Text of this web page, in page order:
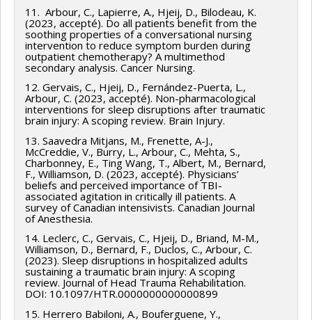
11. Arbour, C., Lapierre, A., Hjeij, D., Bilodeau, K.
(2023, accepté). Do all patients benefit from the
soothing properties of a conversational nursing
intervention to reduce symptom burden during
outpatient chemotherapy? A multimethod
secondary analysis. Cancer Nursing.
12. Gervais, C., Hjeij, D., Fernández-Puerta, L.,
Arbour, C. (2023, accepté). Non-pharmacological
interventions for sleep disruptions after traumatic
brain injury: A scoping review. Brain Injury.
13. Saavedra Mitjans, M., Frenette, A-J.,
McCreddie, V., Burry, L., Arbour, C., Mehta, S.,
Charbonney, E., Ting Wang, T., Albert, M., Bernard,
F., Williamson, D. (2023, accepté). Physicians’
beliefs and perceived importance of TBI-
associated agitation in critically ill patients. A
survey of Canadian intensivists. Canadian Journal
of Anesthesia.
14. Leclerc, C., Gervais, C., Hjeij, D., Briand, M-M.,
Williamson, D., Bernard, F., Duclos, C., Arbour, C.
(2023). Sleep disruptions in hospitalized adults
sustaining a traumatic brain injury: A scoping
review. Journal of Head Trauma Rehabilitation.
DOI: 10.1097/HTR.0000000000000899
15. Herrero Babiloni, A., Bouferguene, Y.,